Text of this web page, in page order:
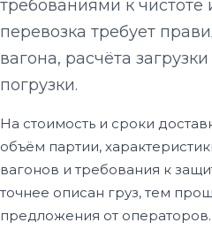
требованиями к чистоте
перевозка требует
вагона, расчёта
погрузки.
На стоимость и сроки
объём партии,
вагонов и требования к
точнее описан груз, тем
предложения от операторов.